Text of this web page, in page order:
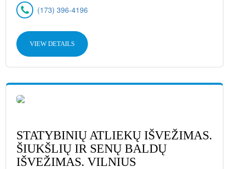
(173) 396-4196
VIEW DETAILS
STATYBINIŲ ATLIEKŲ IŠVEŽIMAS.
ŠIUKŠLIŲ IR SENŲ BALDŲ
IŠVEŽIMAS. VILNIUS